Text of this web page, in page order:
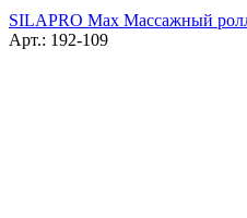
SILAPRO Max Массажный
Арт.: 192-109